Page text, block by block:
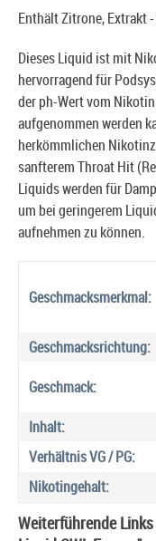
Enthält Zitrone, Extrakt
Dieses Liquid ist mit
hervorragend für
der ph-Wert vom
aufgenommen werden
herkömmlichen
sanfterem Throat Hit
Liquids werden für
um bei geringerem
aufnehmen zu können.
Geschmacksmerkmal:
Geschmacksrichtung:
Geschmack:
Inhalt:
Verhältnis VG / PG:
Nikotingehalt:
Weiterführende